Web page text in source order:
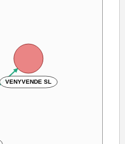
VENYVENDE SL